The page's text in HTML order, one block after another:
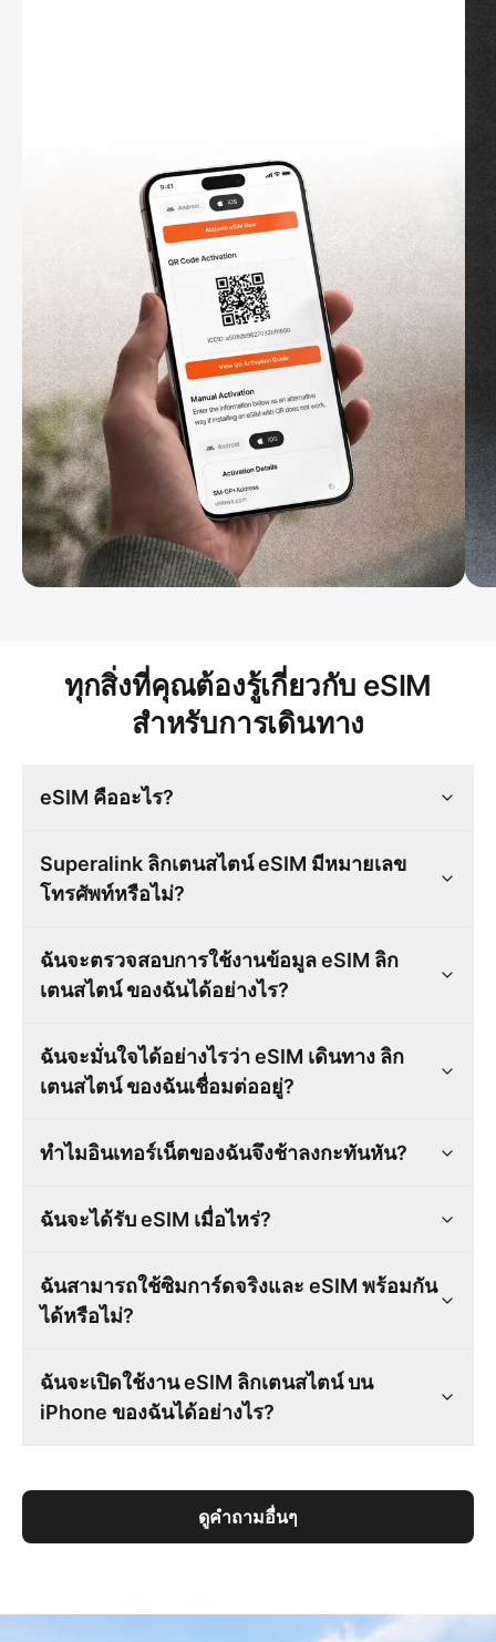
ทุกสิ่งที่คุณต้องรู้เกี่ยวกับ eSIM
สำหรับการเดินทาง
eSIM คืออะไร?
Superalink ลิกเตนสไตน์ eSIM มีหมายเลข
โทรศัพท์หรือไม่?
ฉันจะตรวจสอบการใช้งานข้อมูล eSIM ลิก
เตนสไตน์ ของฉันได้อย่างไร?
ฉันจะมั่นใจได้อย่างไรว่า eSIM เดินทาง ลิก
เตนสไตน์ ของฉันเชื่อมต่ออยู่?
ทำไมอินเทอร์เน็ตของฉันจึงช้าลงกะทันหัน?
ฉันจะได้รับ eSIM เมื่อไหร่?
ฉันสามารถใช้ซิมการ์ดจริงและ eSIM พร้อมกัน
ได้หรือไม่?
ฉันจะเปิดใช้งาน eSIM ลิกเตนสไตน์ บน
iPhone ของฉันได้อย่างไร?
ดูคำถามอื่นๆ